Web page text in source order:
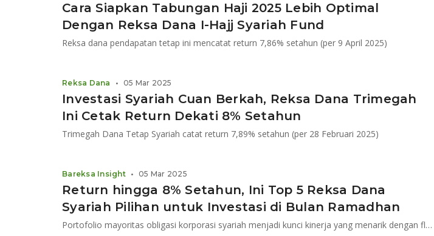
Cara Siapkan Tabungan Haji 2025 Lebih Optimal
Dengan Reksa Dana I-Hajj Syariah Fund
Reksa dana pendapatan tetap ini mencatat return 7,86% setahun (per 9 April 2025)
Investasi Syariah Cuan Berkah, Reksa Dana Trimegah
Ini Cetak Return Dekati 8% Setahun
Trimegah Dana Tetap Syariah catat return 7,89% setahun (per 28 Februari 2025)
Reksa Dana • 05 Mar 2025
Return hingga 8% Setahun, Ini Top 5 Reksa Dana
Syariah Pilihan untuk Investasi di Bulan Ramadhan
Portofolio mayoritas obligasi korporasi syariah menjadi kunci kinerja yang menarik dengan fluktuasi rendah
Bareksa Insight • 05 Mar 2025